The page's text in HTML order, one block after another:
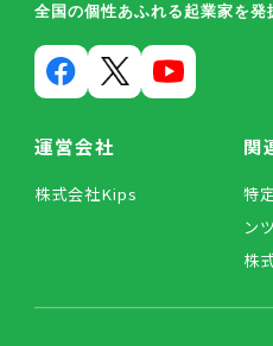
全国の個性あふれる起業家を発
運営会社
株式会社Kips
関
特
ン
株